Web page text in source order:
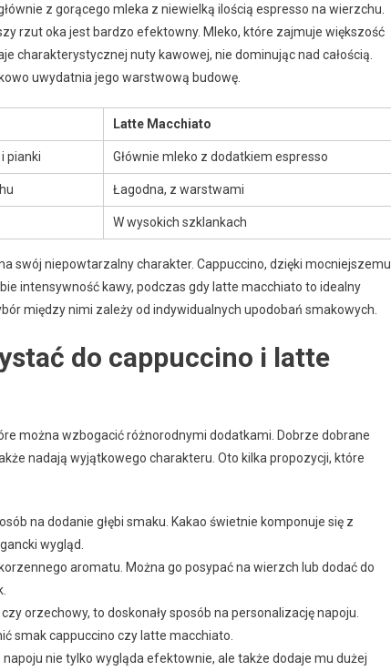
z gorącego mleka z niewielką ilością espresso na wierzchu.
rzut oka jest bardzo efektowny. Mleko, które zajmuje większość
charakterystycznej nuty kawowej, nie dominując nad całością.
uwydatnia jego warstwową budowę.
Latte Macchiato
pianki Głównie mleko z dodatkiem espresso
Łagodna, z warstwami
W wysokich szklankach
swój niepowtarzalny charakter. Cappuccino, dzięki mocniejszemu
intensywność kawy, podczas gdy latte macchiato to idealny
między nimi zależy od indywidualnych upodobań smakowych.
do cappuccino i latte
można wzbogacić różnorodnymi dodatkami. Dobrze dobrane
nadają wyjątkowego charakteru. Oto kilka propozycji, które
na dodanie głębi smaku. Kakao świetnie komponuje się z
wygląd.
aromatu. Można go posypać na wierzch lub dodać do
orzechowy, to doskonały sposób na personalizację napoju.
smak cappuccino czy latte macchiato.
nie tylko wygląda efektownie, ale także dodaje mu dużej